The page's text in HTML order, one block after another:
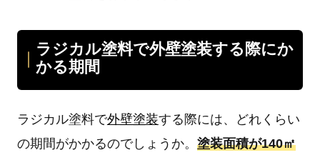
ラジカル塗料で外壁塗装する際にか
かる期間
ラジカル塗料で外壁塗装する際には、どれくらい
の期間がかかるのでしょうか。 塗装面積が140㎡